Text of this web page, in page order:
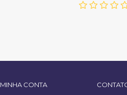
MINHA CONTA